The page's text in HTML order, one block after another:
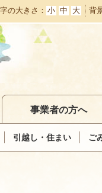
の大きさ 小 中 大 背
引越し・住まい ご
事業者の方へ